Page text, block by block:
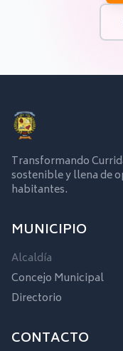
Transformando
sostenible y llena de
habitantes.
MUNICIPIO
Alcaldía
Concejo Municipal
Directorio
CONTACTO